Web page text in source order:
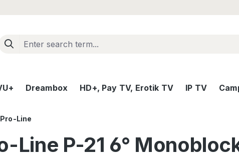
Dreambox HD+, Pay TV, Erotik TV IP TV
Pro-Line
Line P-21 6°